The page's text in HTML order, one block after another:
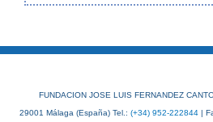
FUNDACION JOSE LUIS FERNANDEZ
29001 Málaga (España) Tel.: (+34) 952-222844|